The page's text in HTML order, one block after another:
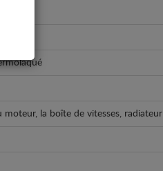
moteur, la boîte de vitesses, radiateur